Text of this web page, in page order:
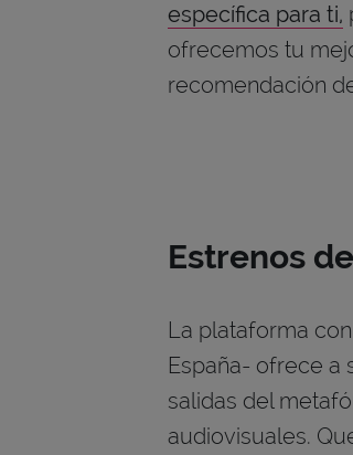
específica para ti,
ofrecemos tu
recomendación
Estrenos
La plataforma
España- ofrece a
salidas del
audiovisuales.